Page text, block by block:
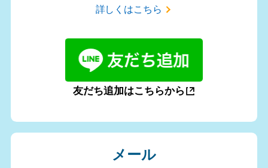
詳しくはこちら
友だち追加はこちらから
メール